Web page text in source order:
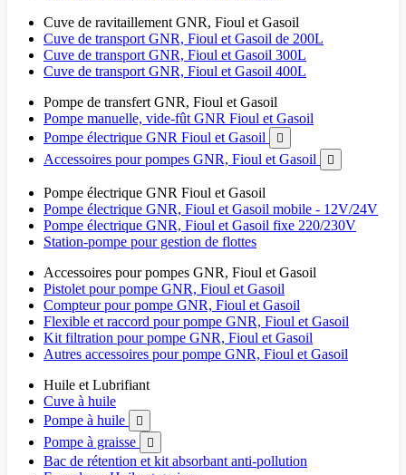
Cuve de ravitaillement GNR, Fioul et Gasoil
Cuve de transport GNR, Fioul et Gasoil de 200L
Cuve de transport GNR, Fioul et Gasoil 300L
Cuve de transport GNR, Fioul et Gasoil 400L
Pompe de transfert GNR, Fioul et Gasoil
Pompe manuelle, vide-fût GNR Fioul et Gasoil
Pompe électrique GNR Fioul et Gasoil

Accessoires pour pompes GNR, Fioul et Gasoil 
Pompe électrique GNR Fioul et Gasoil
Pompe électrique GNR, Fioul et Gasoil mobile - 12V/24V
Pompe électrique GNR, Fioul et Gasoil fixe 220/230V
Station-pompe pour gestion de flottes
Accessoires pour pompes GNR, Fioul et Gasoil
Pistolet pour pompe GNR, Fioul et Gasoil
Compteur pour pompe GNR, Fioul et Gasoil
Flexible et raccord pour pompe GNR, Fioul et Gasoil
Kit filtration pour pompe GNR, Fioul et Gasoil
Autres accessoires pour pompe GNR, Fioul et Gasoil
Huile et Lubrifiant
Cuve à huile
Pompe à huile

Pompe à graisse 
Bac de rétention et kit absorbant anti-pollution